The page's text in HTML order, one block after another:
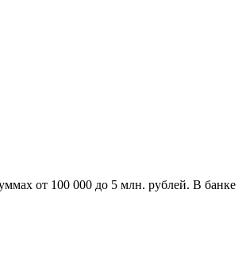
от 100 000 до 5 млн. рублей. В банке